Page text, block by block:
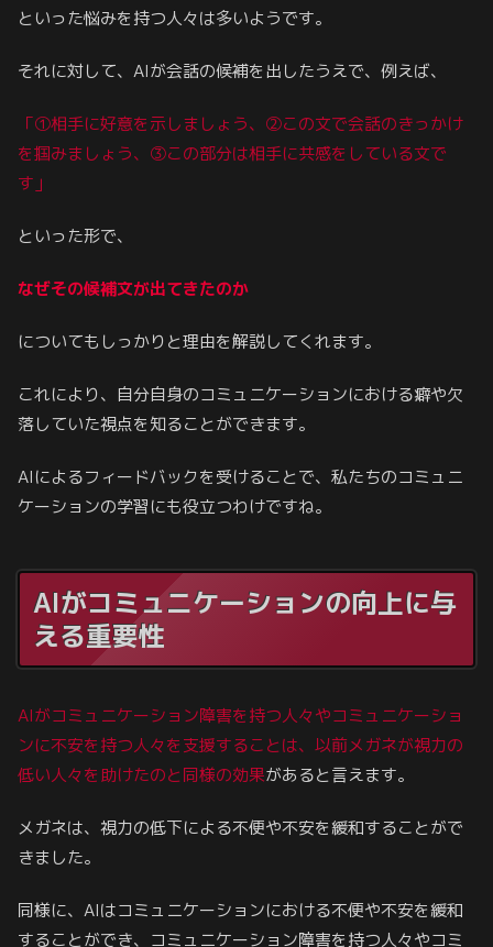
といった悩みを持つ人々は多いようです。
それに対して、AIが会話の候補を出したうえで、例えば、
「①相手に好意を示しましょう、②この文で会話のきっかけ
を掴みましょう、③この部分は相手に共感をしている文で
す」
といった形で、
なぜその候補文が出てきたのか
についてもしっかりと理由を解説してくれます。
これにより、自分自身のコミュニケーションにおける癖や欠
落していた視点を知ることができます。
AIによるフィードバックを受けることで、私たちのコミュニ
ケーションの学習にも役立つわけですね。
AIがコミュニケーションの向上に与
える重要性
AIがコミュニケーション障害を持つ人々やコミュニケーショ
ンに不安を持つ人々を支援することは、以前メガネが視力の
低い人々を助けたのと同様の効果があると言えます。
メガネは、視力の低下による不便や不安を緩和することがで
きました。
同様に、AIはコミュニケーションにおける不便や不安を緩和
することができ、コミュニケーション障害を持つ人々やコミ